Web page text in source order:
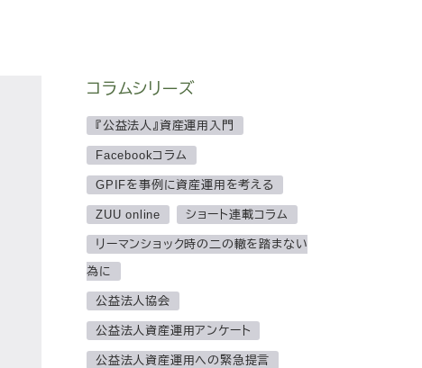
コラムシリーズ
『公益法人』資産運用入門
Facebookコラム
GPIFを事例に資産運用を考える
ZUU online ショート連載コラム
リーマンショック時の二の轍を踏まない
為に
公益法人協会
公益法人資産運用アンケート
公益法人資産運用への緊急提言